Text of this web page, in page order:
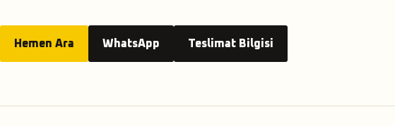
Hemen Ara WhatsApp Teslimat Bilgisi